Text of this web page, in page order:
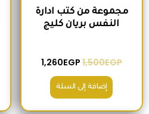
مجموعة من كتب ادارة
النفس بريان كليج
1,500EGP
1,260EGP
إضافة إلى السلة